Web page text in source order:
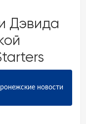
Дэвида
новости